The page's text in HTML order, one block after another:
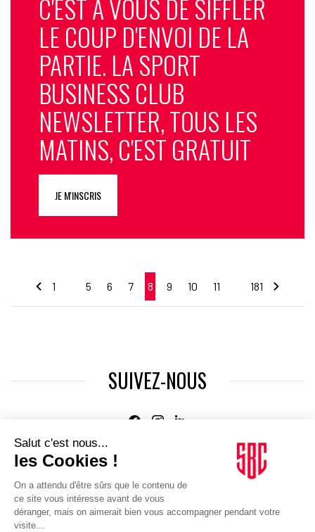
C'EST À VOUS DE SIFFLER
LE COUP D'ENVOI DE LA
PARTIE. LA SPORT
BUSINESS CLUB
NEWSLETTER, TOUS LES
MATINS, C'EST GRATUIT
JE M'INSCRIS
1 5 6 7 8 9 10 11 181
SUIVEZ-NOUS